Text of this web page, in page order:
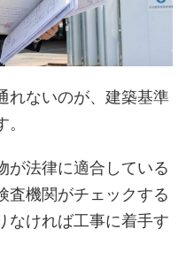
れないのが、建築基準
が法律に適合している
査機関がチェックする
なければ工事に着手す